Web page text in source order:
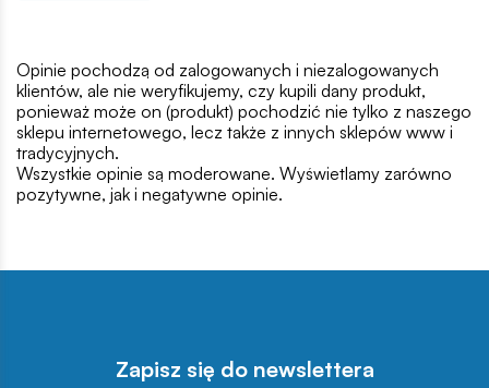
Opinie pochodzą od zalogowanych i niezalogowanych
klientów, ale nie weryfikujemy, czy kupili dany produkt,
ponieważ może on (produkt) pochodzić nie tylko z naszego
sklepu internetowego, lecz także z innych sklepów www i
tradycyjnych.
Wszystkie opinie są moderowane. Wyświetlamy zarówno
pozytywne, jak i negatywne opinie.
Zapisz się do newslettera